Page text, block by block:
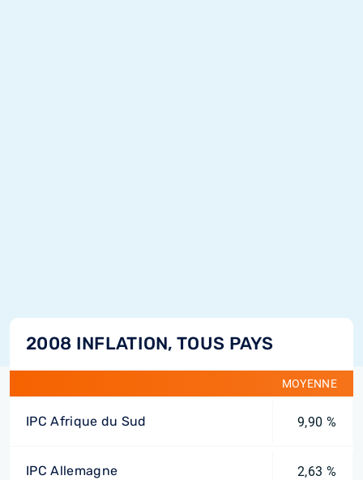
2008 INFLATION, TOUS PAYS
MOYENNE
IPC Afrique du Sud 9,90 %
IPC Allemagne 2,63 %